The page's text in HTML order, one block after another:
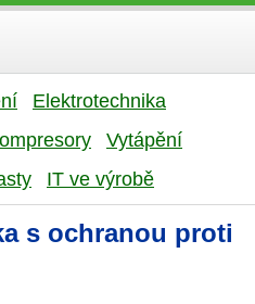
Elektrotechnika
Vytápění
IT ve výrobě
s ochranou proti